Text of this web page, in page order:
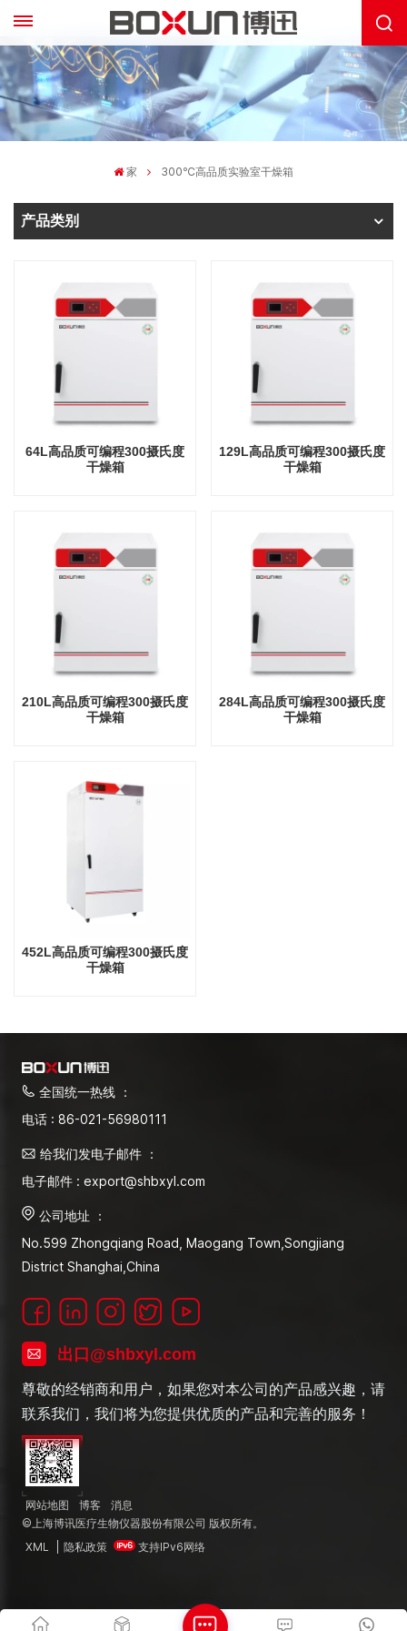
家 300℃高品质实验室干燥箱
产品类别
64L高品质可编程300摄氏度
干燥箱
129L高品质可编程300摄氏度
干燥箱
210L高品质可编程300摄氏度
干燥箱
284L高品质可编程300摄氏度
干燥箱
452L高品质可编程300摄氏度
干燥箱
全国统一热线 ：
电话 : 86-021-56980111
给我们发电子邮件 ：
电子邮件 : export@shbxyl.com
公司地址 ：
No.599 Zhongqiang Road, Maogang Town,Songjiang
District Shanghai,China
出口@shbxyl.com
尊敬的经销商和用户，如果您对本公司的产品感兴趣，请
联系我们，我们将为您提供优质的产品和完善的服务！
网站地图 博客
消息
©上海博讯医疗生物仪器股份有限公司 版权所有。
XML
隐私政策 支持IPv6网络